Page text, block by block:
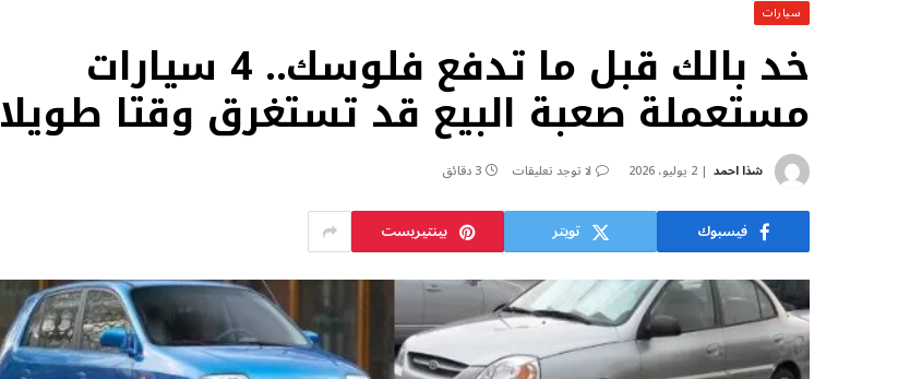
سيارات
خد بالك قبل ما تدفع فلوسك.. 4 سيارات
مستعملة صعبة البيع قد تستغرق وقتا طويلا
شذا احمد 2 يوليو، 2026 لا توجد تعليقات 3 دقائق
فيسبوك تويتر بينتيريست